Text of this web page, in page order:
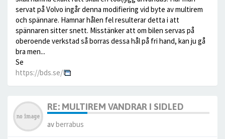
servat på Volvo ingår denna modifiering vid byte av multirem
och spännare. Hamnar hålen fel resulterar detta i att
spännaren sitter snett. Misstänker att om bilen servas på
oberoende verkstad så borras dessa hål på fri hand, kan ju gå
bra men...
Se
https://bds.se/
RE: MULTIREM VANDRAR I SIDLED
avberrabus